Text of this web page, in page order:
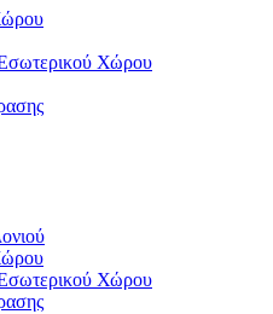
Χώρου
Χώρου